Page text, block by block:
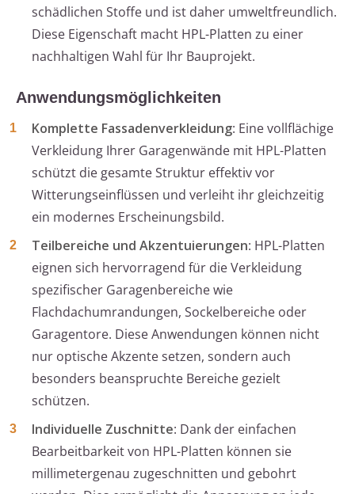
schädlichen Stoffe und ist daher umweltfreundlich.
Diese Eigenschaft macht HPL-Platten zu einer
nachhaltigen Wahl für Ihr Bauprojekt.
Anwendungsmöglichkeiten
Komplette Fassadenverkleidung: Eine vollflächige
Verkleidung Ihrer Garagenwände mit HPL-Platten
schützt die gesamte Struktur effektiv vor
Witterungseinflüssen und verleiht ihr gleichzeitig
ein modernes Erscheinungsbild.
Teilbereiche und Akzentuierungen: HPL-Platten
eignen sich hervorragend für die Verkleidung
spezifischer Garagenbereiche wie
Flachdachumrandungen, Sockelbereiche oder
Garagentore. Diese Anwendungen können nicht
nur optische Akzente setzen, sondern auch
besonders beanspruchte Bereiche gezielt
schützen.
Individuelle Zuschnitte: Dank der einfachen
Bearbeitbarkeit von HPL-Platten können sie
millimetergenau zugeschnitten und gebohrt